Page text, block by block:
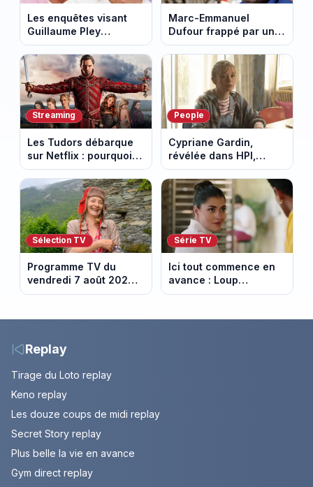
Les enquêtes visant
Guillaume Pley
poussent Ragnar Le
Breton à quitter la
tournée Legend
Marc-Emmanuel
Dufour frappé par un
terrible incendie : son
chalet part en fumée
Streaming
Les Tudors débarque
sur Netflix : pourquoi la
série n’a rien perdu de
son pouvoir
People
Cypriane Gardin,
révélée dans HPI,
lance une cagnotte
après des difficultés
financières
Sélection TV
Programme TV du
vendredi 7 août 2026 :
notre sélection pour
Série TV
Ici tout commence en
avance : Loup
découvre la trahison
10 août 2026 (spoiler)
Replay
Tirage du Loto replay
Keno replay
Les douze coups de midi replay
Secret Story replay
Plus belle la vie en avance
Gym direct replay